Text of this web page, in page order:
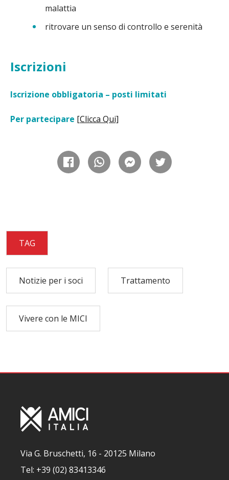
malattia
ritrovare un senso di controllo e serenità
Iscrizioni
Iscrizione obbligatoria – posti limitati
Per partecipare [Clicca Qui]
TAG
Notizie per i soci Trattamento
Vivere con le MICI
Via G. Bruschetti, 16 - 20125 Milano
Tel: +39 (02) 83413346